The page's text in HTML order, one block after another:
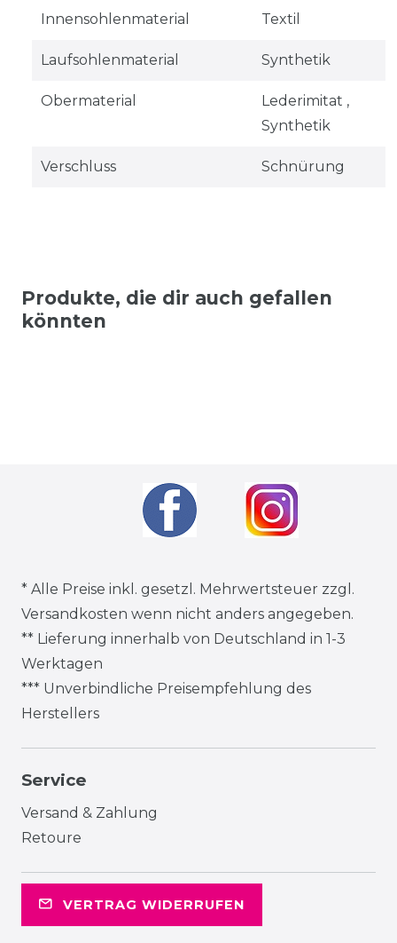
Innensohlenmaterial Textil
Laufsohlenmaterial Synthetik
Obermaterial
Lederimitat ,
Synthetik
Verschluss Schnürung
Produkte, die dir auch gefallen
könnten
* Alle Preise inkl. gesetzl. Mehrwertsteuer zzgl.
Versandkosten wenn nicht anders angegeben.
** Lieferung innerhalb von Deutschland in 1-3
Werktagen
*** Unverbindliche Preisempfehlung des
Herstellers
Service
Versand & Zahlung
Retoure
VERTRAG WIDERRUFEN